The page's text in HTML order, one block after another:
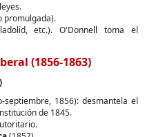
promulgada).
etc.). O'Donnell toma el
(1856-1863)
septiembre, 1856): desmantela el
de 1845.